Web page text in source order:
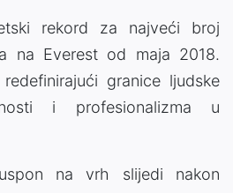
rekord za najveći broj
na Everest od maja 2018.
granice ljudske
i profesionalizma u
na vrh slijedi nakon